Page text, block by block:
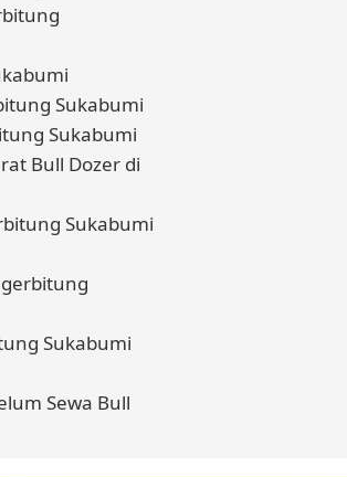
Sukabumi
Sukabumi
Bull Dozer di
Sukabumi
Sukabumi
Sewa Bull